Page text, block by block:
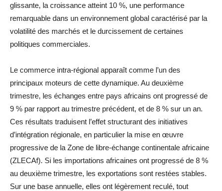
glissante, la croissance atteint 10 %, une performance
remarquable dans un environnement global caractérisé par la
volatilité des marchés et le durcissement de certaines
politiques commerciales.
Le commerce intra-régional apparaît comme l’un des
principaux moteurs de cette dynamique. Au deuxième
trimestre, les échanges entre pays africains ont progressé de
9 % par rapport au trimestre précédent, et de 8 % sur un an.
Ces résultats traduisent l’effet structurant des initiatives
d’intégration régionale, en particulier la mise en œuvre
progressive de la Zone de libre-échange continentale africaine
(ZLECAf). Si les importations africaines ont progressé de 8 %
au deuxième trimestre, les exportations sont restées stables.
Sur une base annuelle, elles ont légèrement reculé, tout